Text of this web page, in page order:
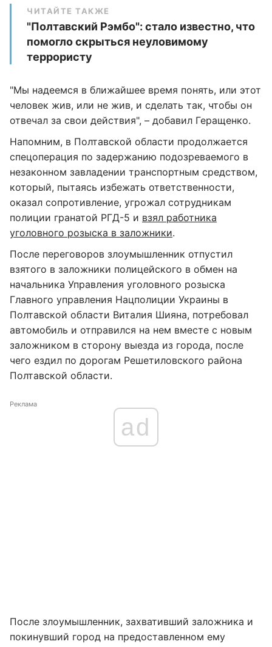
ЧИТАЙТЕ ТАКЖЕ
"Полтавский Рэмбо": стало известно, что
помогло скрыться неуловимому
террористу
"Мы надеемся в ближайшее время понять, или этот
человек жив, или не жив, и сделать так, чтобы он
отвечал за свои действия", – добавил Геращенко.
Напомним, в Полтавской области продолжается
спецоперация по задержанию подозреваемого в
незаконном завладении транспортным средством,
который, пытаясь избежать ответственности,
оказал сопротивление, угрожал сотрудникам
полиции гранатой РГД-5 и взял работника
уголовного розыска в заложники.
После переговоров злоумышленник отпустил
взятого в заложники полицейского в обмен на
начальника Управления уголовного розыска
Главного управления Нацполиции Украины в
Полтавской области Виталия Шияна, потребовал
автомобиль и отправился на нем вместе с новым
заложником в сторону выезда из города, после
чего ездил по дорогам Решетиловского района
Полтавской области.
Реклама
ad
После злоумышленник, захвативший заложника и
покинувший город на предоставленном ему